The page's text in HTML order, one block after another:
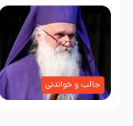
جالب و خواندنی